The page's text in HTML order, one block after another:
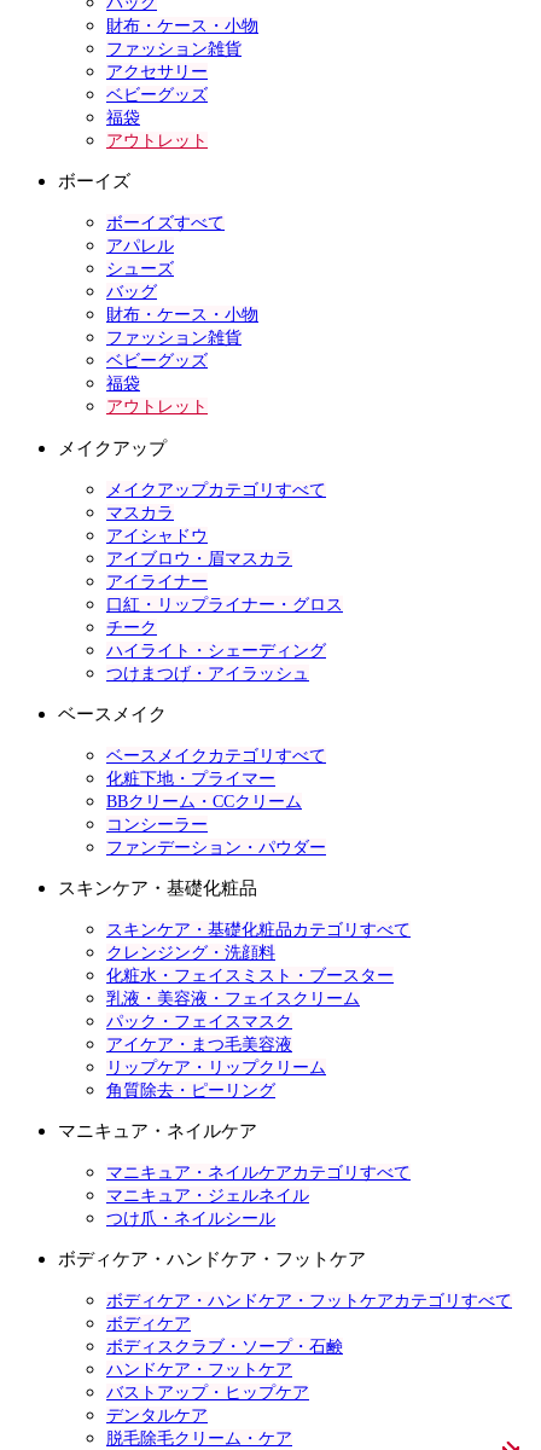
財布・ケース・小物
ファッション雑貨
アクセサリー
ベビーグッズ
福袋
アウトレット
ボーイズ
ボーイズすべて
アパレル
シューズ
バッグ
財布・ケース・小物
ファッション雑貨
ベビーグッズ
福袋
アウトレット
メイクアップ
メイクアップカテゴリすべて
マスカラ
アイシャドウ
アイブロウ・眉マスカラ
アイライナー
口紅・リップライナー・グロス
チーク
ハイライト・シェーディング
つけまつげ・アイラッシュ
ベースメイク
ベースメイクカテゴリすべて
化粧下地・プライマー
BBクリーム・CCクリーム
コンシーラー
ファンデーション・パウダー
スキンケア・基礎化粧品
スキンケア・基礎化粧品カテゴリすべて
クレンジング・洗顔料
化粧水・フェイスミスト・ブースター
乳液・美容液・フェイスクリーム
パック・フェイスマスク
アイケア・まつ毛美容液
リップケア・リップクリーム
角質除去・ピーリング
マニキュア・ネイルケア
マニキュア・ネイルケアカテゴリすべて
マニキュア・ジェルネイル
つけ爪・ネイルシール
ボディケア・ハンドケア・フットケア
ボディケア・ハンドケア・フットケアカテゴリすべて
ボディケア
ボディスクラブ・ソープ・石鹸
ハンドケア・フットケア
バストアップ・ヒップケア
デンタルケア
脱毛除毛クリーム・ケア